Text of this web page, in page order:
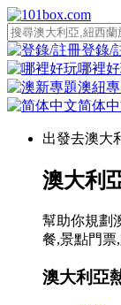
登錄/
哪裡
澳紐
简体
出發去澳大
澳大利
幫助你規劃
餐,景點門票
澳大利亞